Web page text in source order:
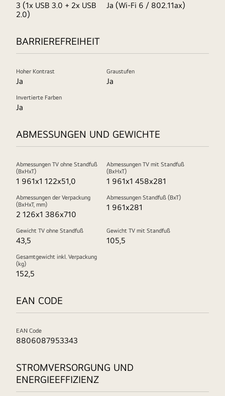
3 (1x USB 3.0 + 2x USB
2.0)
Ja (Wi-Fi 6 / 802.11ax)
BARRIEREFREIHEIT
Hoher Kontrast
Ja
Graustufen
Ja
Invertierte Farben
Ja
ABMESSUNGEN UND GEWICHTE
Abmessungen TV ohne Standfuß
(BxHxT)
1 961x1 122x51,0
Abmessungen TV mit Standfuß
(BxHxT)
1 961x1 458x281
Abmessungen der Verpackung
(BxHxT, mm)
2 126x1 386x710
Abmessungen Standfuß (BxT)
1 961x281
Gewicht TV ohne Standfuß
43,5
Gewicht TV mit Standfuß
105,5
Gesamtgewicht inkl. Verpackung
(kg)
152,5
EAN CODE
EAN Code
8806087953343
STROMVERSORGUNG UND
ENERGIEEFFIZIENZ